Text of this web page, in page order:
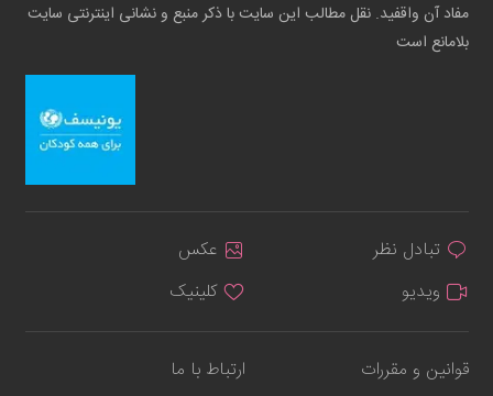
مفاد آن واقفید. نقل مطالب این سایت با ذکر منبع و نشانی اینترنتی سایت
بلامانع است
تبادل نظر
عکس
ویدیو
کلینیک
قوانین و مقررات ارتباط با ما